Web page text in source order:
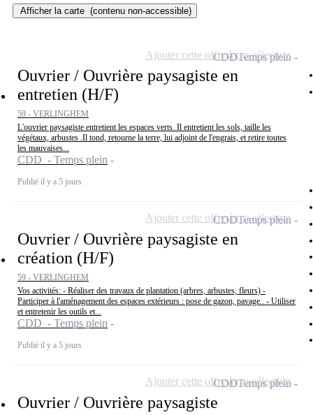
Afficher la carte (contenu non-accessible)
Ouvrier / Ouvrière paysagiste en
entretien (H/F)
59 - VERLINGHEM
L'ouvrier paysagiste entretient les espaces verts. Il entretient les sols, taille les
végétaux, arbustes .Il tond, retourne la terre, lui adjoint de l'engrais, et retire toutes
les mauvaises...
CDD - Temps plein
Publié il y a 5 jours
CDDTemps plein
Ajouter cette offre à ma sélection
Ouvrier / Ouvrière paysagiste en
création (H/F)
59 - VERLINGHEM
Vos activités: - Réaliser des travaux de plantation (arbres, arbustes, fleurs) -
Participer à l'aménagement des espaces extérieurs : pose de gazon, pavage.. - Utiliser
et entretenir les outils et...
CDD - Temps plein
Publié il y a 5 jours
CDDTemps plein
Ajouter cette offre à ma sélection
Ouvrier / Ouvrière paysagiste
CDDTemps plein
Ajouter cette offre à ma sélection